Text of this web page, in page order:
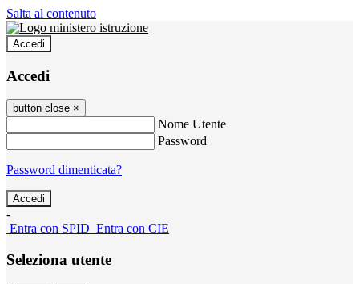
Salta al contenuto
Accedi
Accedi
button close ×
Nome Utente
Password
Password dimenticata?
-
Entra con SPID Entra con CIE
Seleziona utente